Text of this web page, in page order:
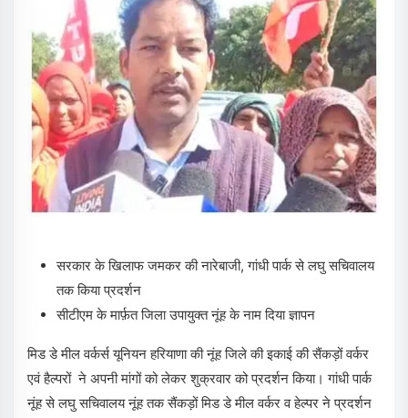
सरकार के खिलाफ जमकर की नारेबाजी, गांधी पार्क से लघु सचिवालय
तक किया प्रदर्शन
सीटीएम के मार्फ़त जिला उपायुक्त नूंह के नाम दिया ज्ञापन
मिड डे मील वर्कर्स यूनियन हरियाणा की नूंह जिले की इकाई की सैंकड़ों वर्कर
एवं हैल्परों ने अपनी मांगों को लेकर शुक्रवार को प्रदर्शन किया। गांधी पार्क
नूंह से लघु सचिवालय नूंह तक सैंकड़ों मिड डे मील वर्कर व हेल्पर ने प्रदर्शन